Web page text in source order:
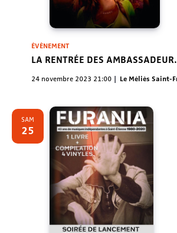
ÉVÈNEMENT
LA RENTRÉE DES
24 novembre 2023 21:00 Le Méliès Saint-
SAM
25